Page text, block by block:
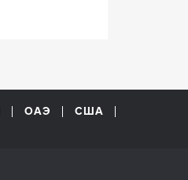
ОАЭ
США